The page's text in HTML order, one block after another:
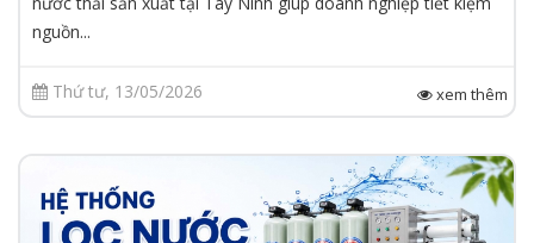
nguồn...
Thứ tư, 13/05/2026 xem thêm